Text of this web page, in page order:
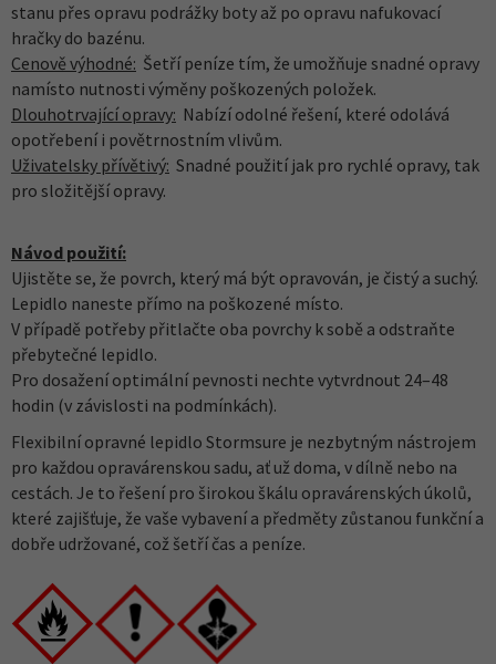
stanu přes opravu podrážky boty až po opravu nafukovací
hračky do bazénu.
Cenově výhodné: Šetří peníze tím, že umožňuje snadné opravy
namísto nutnosti výměny poškozených položek.
Dlouhotrvající opravy: Nabízí odolné řešení, které odolává
opotřebení i povětrnostním vlivům.
Uživatelsky přívětivý: Snadné použití jak pro rychlé opravy, tak
pro složitější opravy.
Návod použití:
Ujistěte se, že povrch, který má být opravován, je čistý a suchý.
Lepidlo naneste přímo na poškozené místo.
V případě potřeby přitlačte oba povrchy k sobě a odstraňte
přebytečné lepidlo.
Pro dosažení optimální pevnosti nechte vytvrdnout 24–48
hodin (v závislosti na podmínkách).
Flexibilní opravné lepidlo Stormsure je nezbytným nástrojem
pro každou opravárenskou sadu, ať už doma, v dílně nebo na
cestách. Je to řešení pro širokou škálu opravárenských úkolů,
které zajišťuje, že vaše vybavení a předměty zůstanou funkční a
dobře udržované, což šetří čas a peníze.